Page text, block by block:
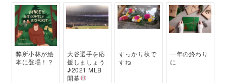
弊所小林が絵
本に登場！？
大谷選手を応
援しましょう
♪2021 MLB
開幕
すっかり秋で
すね
一年の終わり
に